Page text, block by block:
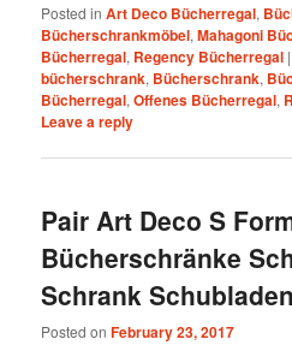
Posted in Art Deco Bücherregal,
Bücherschrankmöbel,Mahagoni
Bücherregal, Regency Bücherregal
bücherschrank, Bücherschrank,
Bücherregal,Offenes Bücherregal,
Leave a reply
Pair Art Deco S
Bücherschränke
Schrank Schubladen
Posted onFebruary 23, 2017